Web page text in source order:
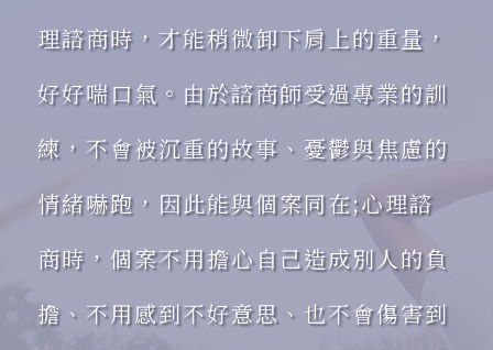
理諮商時，才能稍微卸下肩上的重量，
好好喘口氣。由於諮商師受過專業的訓
練，不會被沉重的故事、憂鬱與焦慮的
情緒嚇跑，因此能與個案同在;心理諮
商時，個案不用擔心自己造成別人的負
擔、不用感到不好意思、也不會傷害到